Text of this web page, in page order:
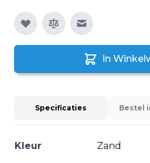
E-mail naar
In
Specificaties Bestel
Kleur Zand